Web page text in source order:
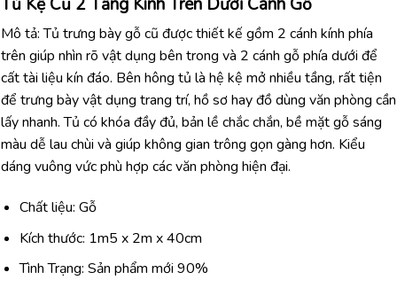
Mô tả: Tủ trưng bày gỗ cũ được thiết kế gồm 2 cánh kính phía
trên giúp nhìn rõ vật dụng bên trong và 2 cánh gỗ phía dưới để
cất tài liệu kín đáo. Bên hông tủ là hệ kệ mở nhiều tầng, rất tiện
để trưng bày vật dụng trang trí, hồ sơ hay đồ dùng văn phòng cần
lấy nhanh. Tủ có khóa đầy đủ, bản lề chắc chắn, bề mặt gỗ sáng
màu dễ lau chùi và giúp không gian trông gọn gàng hơn. Kiểu
dáng vuông vức phù hợp các văn phòng hiện đại.
Chất liệu: Gỗ
Kích thước: 1m5 x 2m x 40cm
Tình Trạng: Sản phẩm mới 90%